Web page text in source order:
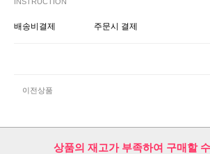
배송비결제 주문시 결제
이전상품
상품의 재고가 부족하여 구매할